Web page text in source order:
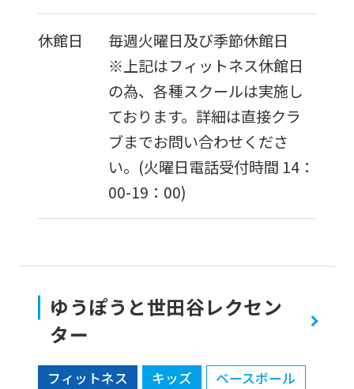
休館日
毎週火曜日及び季節休館日
※上記はフィットネス休館日
の為、各種スクールは実施し
ております。詳細は直接クラ
ブまでお問い合わせくださ
い。(火曜日電話受付時間 14：
00-19：00)
ゆうぽうと世田谷レクセン
ター
フィットネス キッズ ベースボール
For